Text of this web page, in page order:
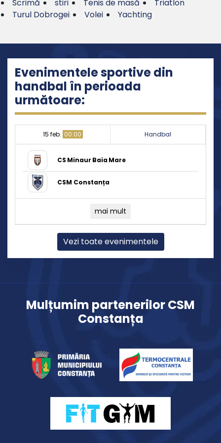
Scrimă stiri Tenis de masă
Triatlon
Turul Dobrogei
Volei Yachting
Evenimentele sportive din
handbal în perioada
următoare:
15 feb. 00:00 Handbal
CS Minaur Baia Mare
CSM Constanța
mai mult
Vezi toate evenimentele
Mulțumim partenerilor CSM
Constanța